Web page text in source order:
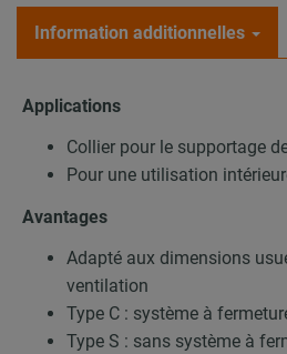
Information additionnelles
Applications
Collier pour le supportage
Pour une utilisation
Avantages
Adapté aux dimensions
ventilation
Type C : système à
Type S : sans système à